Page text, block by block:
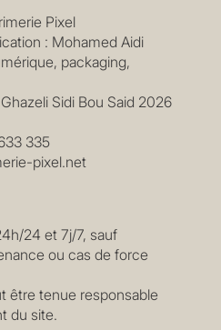
Pixel
: Mohamed Aidi
packaging,
Sidi Bou Said 2026
335
pixel.net
24 et 7j/7, sauf
ou cas de force
être tenue responsable
du site.